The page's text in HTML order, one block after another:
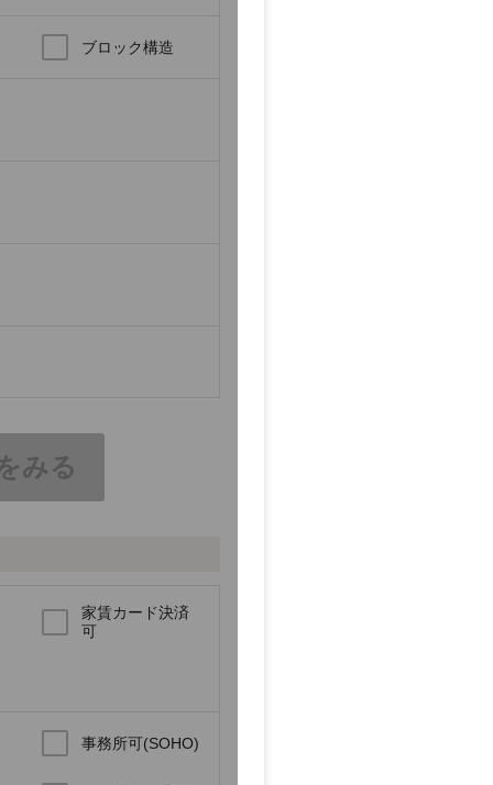
ブロック構造
みる
家賃カード決済
可
事務所可(SOHO)